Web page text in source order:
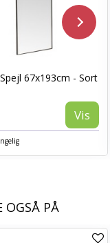
67x193cm - Sort
Vis
OGSÅ PÅ